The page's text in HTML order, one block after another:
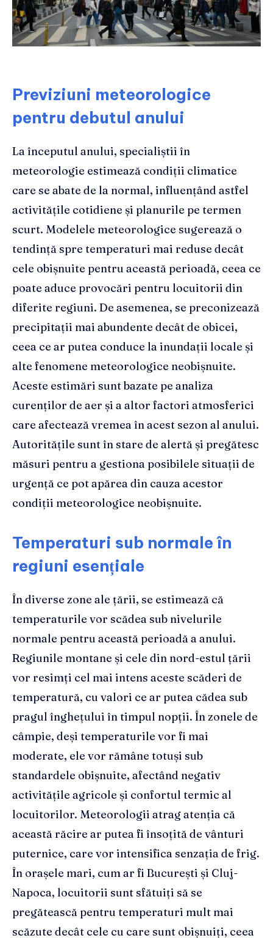
Previziuni meteorologice
pentru debutul anului
La începutul anului, specialiștii în
meteorologie estimează condiții climatice
care se abate de la normal, influențând astfel
activitățile cotidiene și planurile pe termen
scurt. Modelele meteorologice sugerează o
tendință spre temperaturi mai reduse decât
cele obișnuite pentru această perioadă, ceea ce
poate aduce provocări pentru locuitorii din
diferite regiuni. De asemenea, se preconizează
precipitații mai abundente decât de obicei,
ceea ce ar putea conduce la inundații locale și
alte fenomene meteorologice neobișnuite.
Aceste estimări sunt bazate pe analiza
curenților de aer și a altor factori atmosferici
care afectează vremea în acest sezon al anului.
Autoritățile sunt în stare de alertă și pregătesc
măsuri pentru a gestiona posibilele situații de
urgență ce pot apărea din cauza acestor
condiții meteorologice neobișnuite.
Temperaturi sub normale în
regiuni esențiale
În diverse zone ale țării, se estimează că
temperaturile vor scădea sub nivelurile
normale pentru această perioadă a anului.
Regiunile montane și cele din nord-estul țării
vor resimți cel mai intens aceste scăderi de
temperatură, cu valori ce ar putea cădea sub
pragul înghețului în timpul nopții. În zonele de
câmpie, deși temperaturile vor fi mai
moderate, ele vor rămâne totuși sub
standardele obișnuite, afectând negativ
activitățile agricole și confortul termic al
locuitorilor. Meteorologii atrag atenția că
această răcire ar putea fi însoțită de vânturi
puternice, care vor intensifica senzația de frig.
În orașele mari, cum ar fi București și Cluj-
Napoca, locuitorii sunt sfătuiți să se
pregătească pentru temperaturi mult mai
scăzute decât cele cu care sunt obișnuiți, ceea